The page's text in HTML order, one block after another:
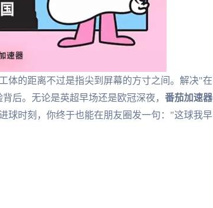
体的距离不过是指尖到屏幕的方寸之间。解决"在
后。无论是英超早场还是欧冠深夜， 番茄加速器
球时刻，你终于也能在朋友圈发一句："这球我早